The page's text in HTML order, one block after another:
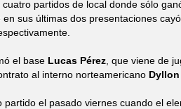
partidos de local donde sólo
sus últimas dos presentaciones
el base Lucas Pérez , que viene de
al interno norteamericano
el pasado viernes cuando el